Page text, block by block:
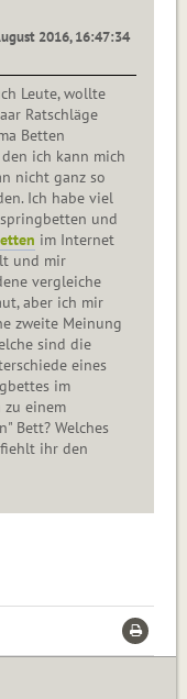
2016, 16:47:34
Leute, wollte
Ratschläge
Betten
ich kann mich
nicht ganz so
Ich habe viel
und
im Internet
und mir
vergleiche
aber ich mir
zweite Meinung
sind die
eines
im
zu einem
Bett? Welches
ihr den